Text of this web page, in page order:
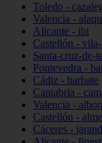
Toledo -
Valencia -
Alicante - ibi
Castellón -
Santa-cruz-de-
Pontevedra -
Cádiz - barbate
Cantabria -
Valencia -
Castellón -
Cáceres -